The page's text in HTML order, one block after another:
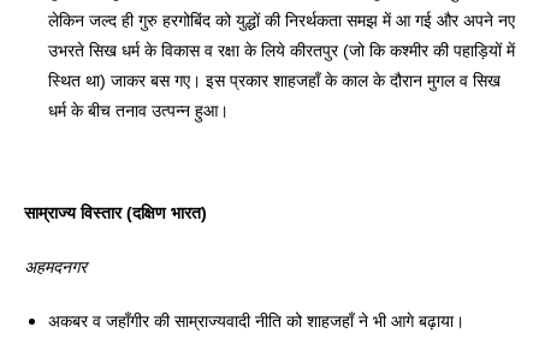
लेकिन जल्द ही गुरु हरगोबिंद को युद्धों की निरर्थकता समझ में आ गई और अपने नए
उभरते सिख धर्म के विकास व रक्षा के लिये कीरतपुर (जो कि कश्मीर की पहाड़ियों में
स्थित था) जाकर बस गए। इस प्रकार शाहजहाँ के काल के दौरान मुगल व सिख
धर्म के बीच तनाव उत्पन्न हुआ।
साम्राज्य विस्तार (दक्षिण भारत)
अहमदनगर
अकबर व जहाँगीर की साम्राज्यवादी नीति को शाहजहाँ ने भी आगे बढ़ाया।